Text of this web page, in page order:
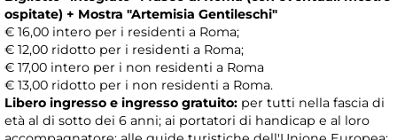
ospitate) + Mostra "Artemisia Gentileschi"
€ 16,00 intero per i residenti a Roma;
€ 12,00 ridotto per i residenti a Roma;
€ 17,00 intero per i non residenti a Roma
€ 13,00 ridotto per i non residenti a Roma.
Libero ingresso e ingresso gratuito: per tutti nella fascia di
età al di sotto dei 6 anni; ai portatori di handicap e al loro